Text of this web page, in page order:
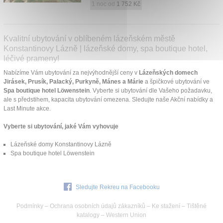
1 noc od 1 752 Kč
Kvalitní ubytování v oblíbeném lázeňském městě
Konstantinovy Lázně | lázeňské domy, spa boutique hotel,
léčivé prameny!
Nabízíme Vám ubytování za nejvýhodnější ceny v Lázeňských domech
Jirásek, Prusík, Palacký, Purkyně, Mánes a Márie a špičkové ubytování ve
Spa boutique hotel Löwenstein. Vyberte si ubytování dle Vašeho požadavku,
ale s předstihem, kapacita ubytování omezena. Sledujte naše Akční nabídky a
Last Minute akce.
Vyberte si ubytování, jaké Vám vyhovuje
Lázeňské domy Konstantinovy Lázně
Spa boutique hotel Löwenstein
Sledujte Rekreu na Facebooku
Podmínky – Ochrana osobních údajů zákazníků – Ke stažení – Tištěné
katalogy – Western Union